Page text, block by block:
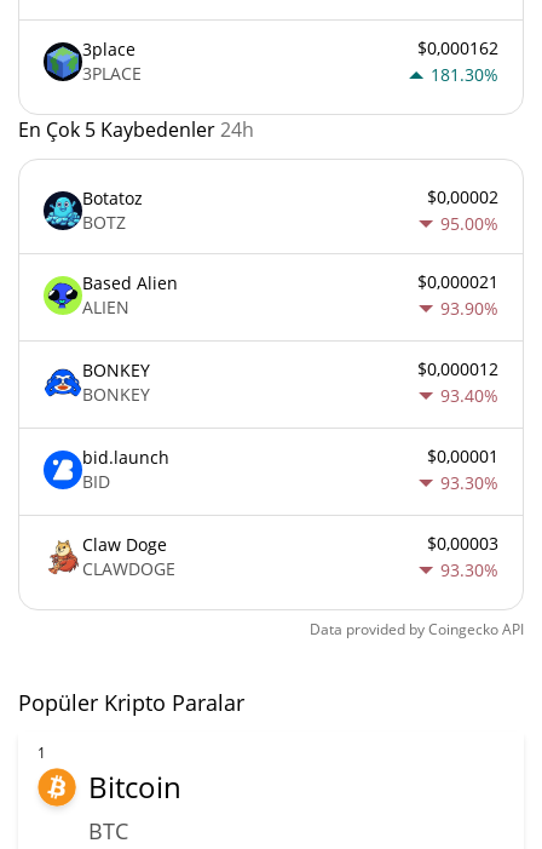
3place
3PLACE
$0,000162
181.30%
En Çok 5 Kaybedenler24h
Botatoz
BOTZ
$0,00002
95.00%
Based Alien
ALIEN
$0,000021
93.90%
BONKEY
BONKEY
$0,000012
93.40%
bid.launch
BID
$0,00001
93.30%
Claw Doge
CLAWDOGE
$0,00003
93.30%
Data provided byCoingeckoAPI
Popüler Kripto Paralar
1
Bitcoin
BTC